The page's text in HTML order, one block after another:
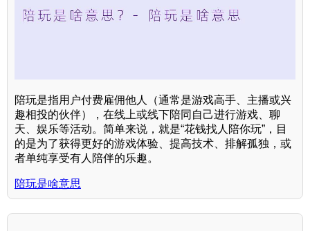
陪玩是指用户付费雇佣他人（通常是游戏高手、主播或兴
趣相投的伙伴），在线上或线下陪同自己进行游戏、聊
天、娱乐等活动。简单来说，就是“花钱找人陪你玩”，目
的是为了获得更好的游戏体验、提高技术、排解孤独，或
者单纯享受有人陪伴的乐趣。
陪玩是啥意思